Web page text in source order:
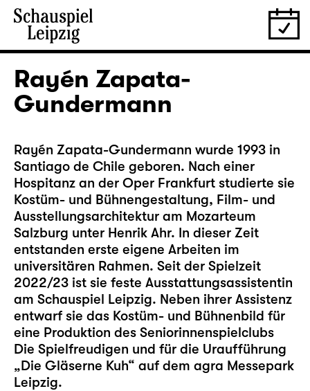
Rayén Zapata-
Gundermann
Rayén Zapata-Gundermann wurde 1993 in
Santiago de Chile geboren. Nach einer
Hospitanz an der Oper Frankfurt studierte sie
Kostüm- und Bühnengestaltung, Film- und
Ausstellungsarchitektur am Mozarteum
Salzburg unter Henrik Ahr. In dieser Zeit
entstanden erste eigene Arbeiten im
universitären Rahmen. Seit der Spielzeit
2022/23 ist sie feste Ausstattungsassistentin
am Schauspiel Leipzig. Neben ihrer Assistenz
entwarf sie das Kostüm- und Bühnenbild für
eine Produktion des Seniorinnenspielclubs
Die Spielfreudigen und für die Uraufführung
„Die Gläserne Kuh“ auf dem agra Messepark
Leipzig.